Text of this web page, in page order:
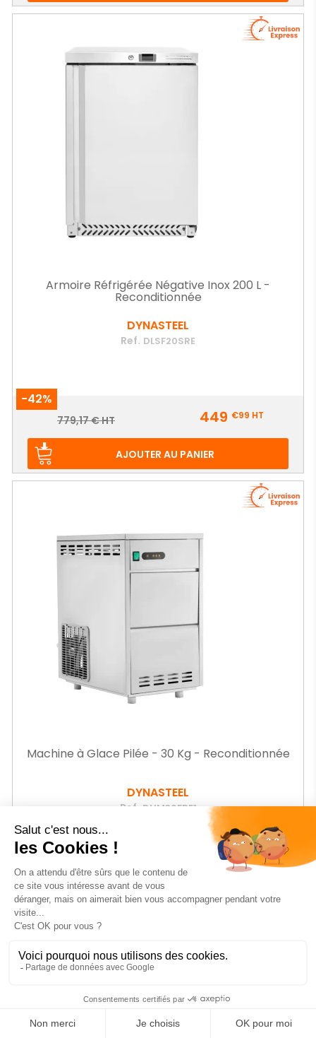
Armoire Réfrigérée Négative Inox 200 L -
Reconditionnée
DYNASTEEL
Ref. DLSF20SRE
-42%
Prix
Prix
779,17 € HT 449 €99 HT
AJOUTER AU PANIER
Machine à Glace Pilée - 30 Kg - Reconditionnée
DYNASTEEL
Ref. DLIM30FRE1
-26%
Prix
Prix
de
623,35 € HT